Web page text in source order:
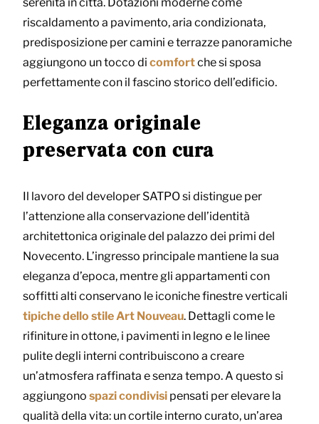
riscaldamento a pavimento, aria condizionata,
predisposizione per camini e terrazze panoramiche
aggiungono un tocco di comfortche si sposa
perfettamente con il fascino storico dell’edificio.
Eleganza originale
preservata con cura
Il lavoro del developer SATPO si distingue per
l’attenzione alla conservazione dell’identità
architettonica originale del palazzo dei primi del
Novecento. L’ingresso principale mantiene la sua
eleganza d’epoca, mentre gli appartamenti con
soffitti alti conservano le iconiche finestre verticali
tipiche dello stile Art Nouveau. Dettagli come le
rifiniture in ottone, i pavimenti in legno e le linee
pulite degli interni contribuiscono a creare
un’atmosfera raffinata e senza tempo. A questo si
aggiungono spazi condivisi pensati per elevare la
qualità della vita: un cortile interno curato, un’area